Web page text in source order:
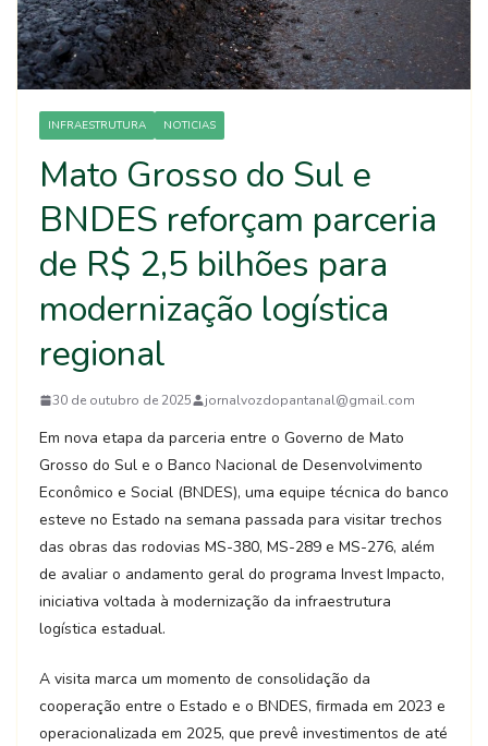
INFRAESTRUTURA NOTICIAS
Mato Grosso do Sul e
BNDES reforçam parceria
de R$ 2,5 bilhões para
modernização logística
regional
30 de outubro de 2025 jornalvozdopantanal@gmail.com
Em nova etapa da parceria entre o Governo de Mato
Grosso do Sul e o Banco Nacional de Desenvolvimento
Econômico e Social (BNDES), uma equipe técnica do banco
esteve no Estado na semana passada para visitar trechos
das obras das rodovias MS-380, MS-289 e MS-276, além
de avaliar o andamento geral do programa Invest Impacto,
iniciativa voltada à modernização da infraestrutura
logística estadual.
A visita marca um momento de consolidação da
cooperação entre o Estado e o BNDES, firmada em 2023 e
operacionalizada em 2025, que prevê investimentos de até